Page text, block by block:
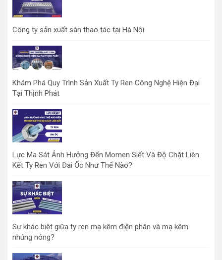
Công ty sản xuất sàn thao tác tại Hà Nội
Khám Phá Quy Trình Sản Xuất Ty Ren Công Nghệ Hiện Đại
Tại Thịnh Phát
Lực Ma Sát Ảnh Hưởng Đến Momen Siết Và Độ Chặt Liên
Kết Ty Ren Với Đai Ốc Như Thế Nào?
Sự khác biệt giữa ty ren mạ kẽm điện phân và mạ kẽm
nhúng nóng?